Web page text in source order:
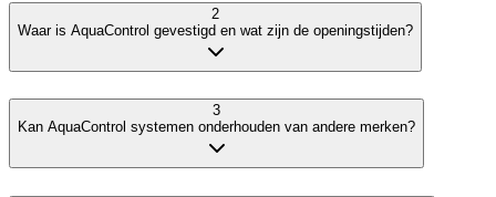
2
Waar is AquaControl gevestigd en wat zijn de openingstijden?
3
Kan AquaControl systemen onderhouden van andere merken?